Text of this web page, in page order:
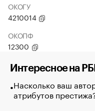
ОКОГУ
4210014
ОКОПФ
12300
Интересное на
Насколько ваш
атрибутов